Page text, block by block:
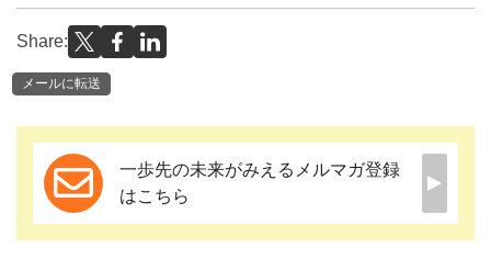
Share:
メールに転送
一歩先の未来がみえるメルマガ登録
はこちら